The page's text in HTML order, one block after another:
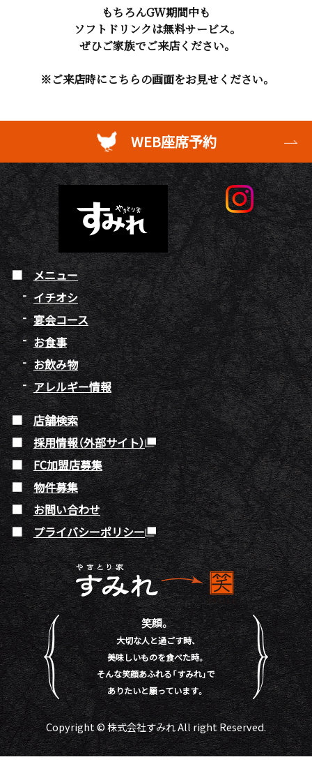
もちろんGW期間中も
ソフトドリンクは無料サービス。
ぜひご家族でご来店ください。
※ご来店時にこちらの画面をお見せください。
WEB座席予約
メニュー
イチオシ
宴会コース
お食事
お飲み物
アレルギー情報
店舗検索
採用情報（外部サイト）
FC加盟店募集
物件募集
お問い合わせ
プライバシーポリシー
笑顔。
大切な人と過ごす時、
美味しいものを食べた時。
そんな笑顔あふれる「すみれ」で
ありたいと願っています。
Copyright © 株式会社すみれ All right Reserved.